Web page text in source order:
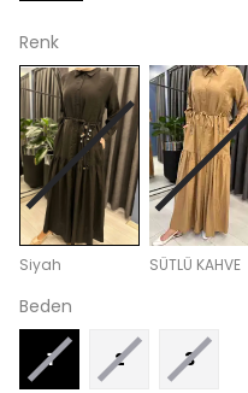
Renk
Siyah SÜTLÜ KAHVE
Beden
1 2 3